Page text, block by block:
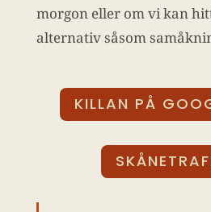
morgon eller om vi kan
alternativ såsom
KILLAN PÅ